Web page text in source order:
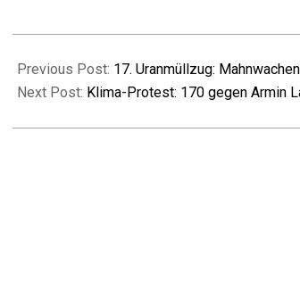
08-
08
Previous Post: 17. Uranmüllzug:
Next Post: Klima-Protest: 170 gegen Armin